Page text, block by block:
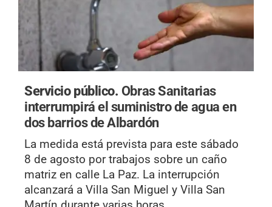
Servicio público. Obras Sanitarias
interrumpirá el suministro de agua en
dos barrios de Albardón
La medida está prevista para este sábado
8 de agosto por trabajos sobre un caño
matriz en calle La Paz. La interrupción
alcanzará a Villa San Miguel y Villa San